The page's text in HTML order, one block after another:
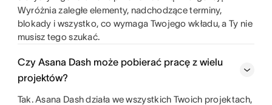
Wyróżnia zaległe elementy, nadchodzące terminy,
blokady i wszystko, co wymaga Twojego wkładu, a Ty nie
musisz tego szukać.
Czy Asana Dash może pobierać pracę z wielu
projektów?
Tak. Asana Dash działa we wszystkich Twoich projektach,